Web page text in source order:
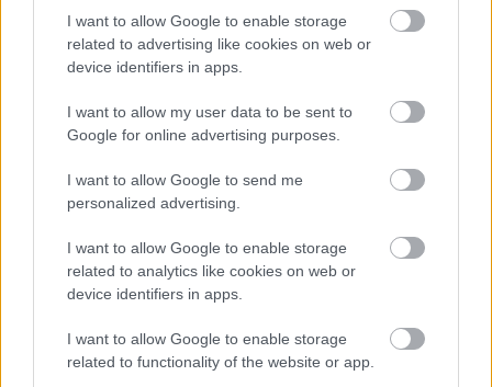
I want to allow Google to enable storage
related to advertising like cookies on web or
device identifiers in apps.
I want to allow my user data to be sent to
Google for online advertising purposes.
I want to allow Google to send me
personalized advertising.
I want to allow Google to enable storage
related to analytics like cookies on web or
device identifiers in apps.
I want to allow Google to enable storage
related to functionality of the website or app.
Fotók: Beliczay László / MTI
Délután "villámrandikat" vállalTompos Kátya,